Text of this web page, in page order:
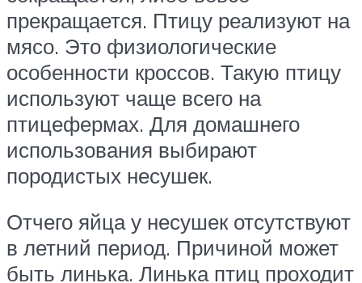
прекращается. Птицу реализуют на
мясо. Это физиологические
особенности кроссов. Такую птицу
используют чаще всего на
птицефермах. Для домашнего
использования выбирают
породистых несушек.
Отчего яйца у несушек отсутствуют
в летний период. Причиной может
быть линька. Линька птиц проходит